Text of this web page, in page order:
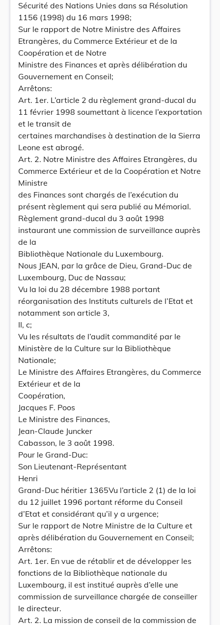
Sécurité des Nations Unies dans sa Résolution
1156 (1998) du 16 mars 1998;
Sur le rapport de Notre Ministre des Affaires
Etrangères, du Commerce Extérieur et de la
Coopération et de Notre
Ministre des Finances et après délibération du
Gouvernement en Conseil;
Arrêtons:
Art. 1er. L’article 2 du règlement grand-ducal du
11 février 1998 soumettant à licence l’exportation
et le transit de
certaines marchandises à destination de la Sierra
Leone est abrogé.
Art. 2. Notre Ministre des Affaires Etrangères, du
Commerce Extérieur et de la Coopération et Notre
Ministre
des Finances sont chargés de l’exécution du
présent règlement qui sera publié au Mémorial.
Règlement grand-ducal du 3 août 1998
instaurant une commission de surveillance auprès
de la
Bibliothèque Nationale du Luxembourg.
Nous JEAN, par la grâce de Dieu, Grand-Duc de
Luxembourg, Duc de Nassau;
Vu la loi du 28 décembre 1988 portant
réorganisation des Instituts culturels de l’Etat et
notamment son article 3,
II, c;
Vu les résultats de l’audit commandité par le
Ministère de la Culture sur la Bibliothèque
Nationale;
Le Ministre des Affaires Etrangères, du Commerce
Extérieur et de la
Coopération,
Jacques F. Poos
Le Ministre des Finances,
Jean-Claude Juncker
Cabasson, le 3 août 1998.
Pour le Grand-Duc:
Son Lieutenant-Représentant
Henri
Grand-Duc héritier 1365Vu l’article 2 (1) de la loi
du 12 juillet 1996 portant réforme du Conseil
d’Etat et considérant qu’il y a urgence;
Sur le rapport de Notre Ministre de la Culture et
après délibération du Gouvernement en Conseil;
Arrêtons:
Art. 1er. En vue de rétablir et de développer les
fonctions de la Bibliothèque nationale du
Luxembourg, il est institué auprès d’elle une
commission de surveillance chargée de conseiller
le directeur.
Art. 2. La mission de conseil de la commission de